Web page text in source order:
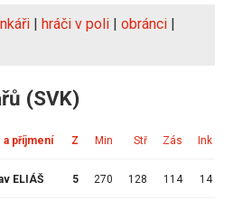
| hráči v poli | obránci |
(SVK)
a příjmení Z Min Stř Zás Ink
ELIÁŠ 5 270 128 114 14